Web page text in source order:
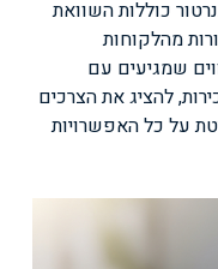
כוללות השוואת
מהלקוחות
שמגיעים עם
להציג את הצרכים
על כל האפשרויות